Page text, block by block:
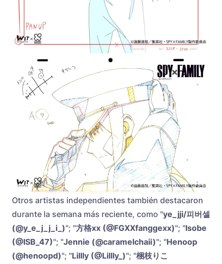
Otros artistas independientes también destacaron
durante la semana más reciente, como "ye_jji/피버셀
(@y_e_j_j_i_)"; "方格xx (@FGXXfanggexx)"; "Isobe
(@ISB_47)"; "Jennie (@caramelchaii)"; "Henoop
(@henoopd)"; "Lillly (@Lillly_)"; "梱枝りこ